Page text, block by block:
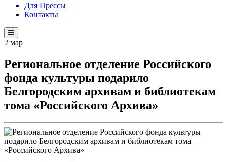
Для Прессы
Контакты
2 мар
Региональное отделение Российского
фонда культуры подарило
Белгородским архивам и библиотекам
тома «Российского Архива»